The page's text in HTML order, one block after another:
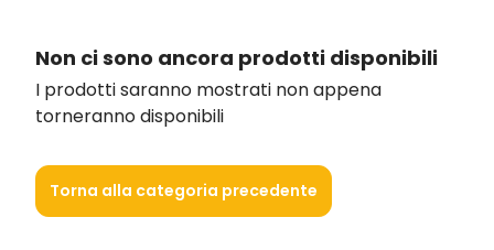
Non ci sono ancora prodotti disponibili
I prodotti saranno mostrati non appena
torneranno disponibili
Torna alla categoria precedente